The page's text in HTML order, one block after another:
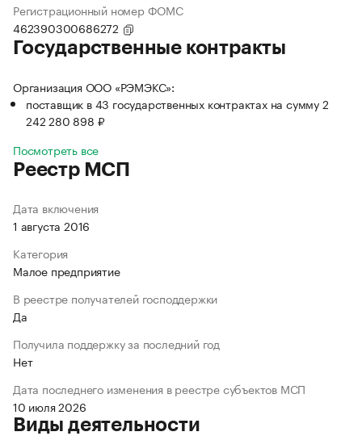
Регистрационный номер ФОМС
462390300686272
Государственные контракты
Организация ООО «РЭМЭКС»:
поставщик в 43 государственных контрактах на сумму 2
242 280 898 ₽
Посмотреть все
Реестр МСП
Дата включения
1 августа 2016
Категория
Малое предприятие
В реестре получателей господдержки
Да
Получила поддержку за последний год
Нет
Дата последнего изменения в реестре субъектов МСП
10 июля 2026
Виды деятельности